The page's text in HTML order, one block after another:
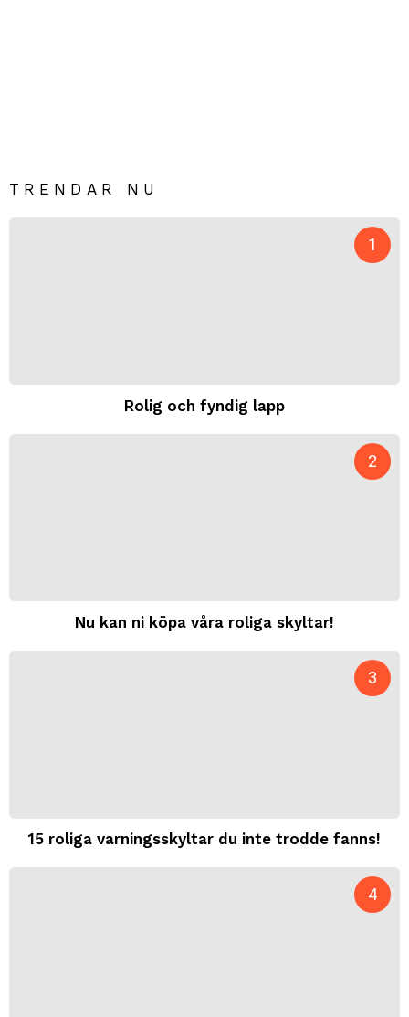
TRENDAR NU
Rolig och fyndig lapp
Nu kan ni köpa våra roliga skyltar!
15 roliga varningsskyltar du inte trodde fanns!